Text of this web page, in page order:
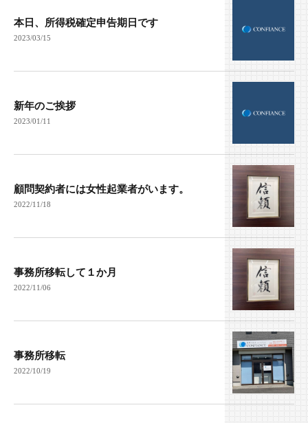
本日、所得税確定申告期日です
2023/03/15
新年のご挨拶
2023/01/11
顧問契約者には女性起業者がいます。
2022/11/18
事務所移転して１か月
2022/11/06
事務所移転
2022/10/19